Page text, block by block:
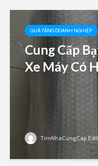
QUÀ TẶNG DOANH NGHIỆP
Cung Cấp
Xe Máy Có
TimNhaCungCap